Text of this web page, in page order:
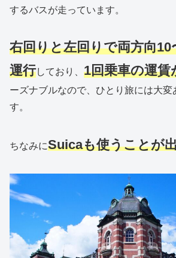
するバスが走っています。
右回りと左回りで両方向10
運行しており、 1回乗車の運賃
ーズナブルなので、ひとり旅には大変
す。
ちなみにSuicaも使うことが